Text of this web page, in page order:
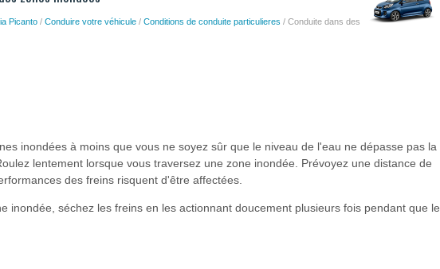
Picanto / Conduire votre véhicule / Conditions de conduite particulieres / Conduite dans des
inondées à moins que vous ne soyez sûr que le niveau de l'eau ne dépasse pas la
lentement lorsque vous traversez une zone inondée. Prévoyez une distance de
des freins risquent d'être affectées.
inondée, séchez les freins en les actionnant doucement plusieurs fois pendant que le